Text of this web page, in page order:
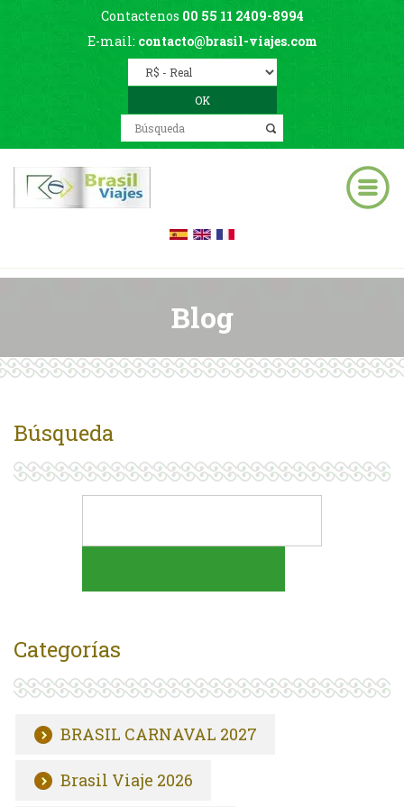
Contactenos 00 55 11 2409-8994
E-mail: contacto@brasil-viajes.com
Blog
Búsqueda
Categorías
BRASIL CARNAVAL 2027
Brasil Viaje 2026